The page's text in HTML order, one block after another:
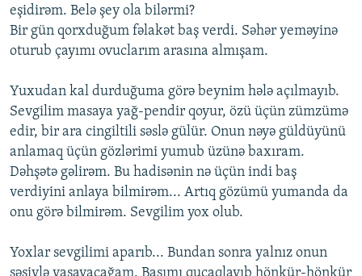
eşidirəm. Belə şey ola bilərmi?
Bir gün qorxduğum fəlakət baş verdi. Səhər yeməyinə
oturub çayımı ovuclarım arasına almışam.
Yuxudan kal durduğuma görə beynim hələ açılmayıb.
Sevgilim masaya yağ-pendir qoyur, özü üçün zümzümə
edir, bir ara cingiltili səslə gülür. Onun nəyə güldüyünü
anlamaq üçün gözlərimi yumub üzünə baxıram.
Dəhşətə gəlirəm. Bu hadisənin nə üçün indi baş
verdiyini anlaya bilmirəm... Artıq gözümü yumanda da
onu görə bilmirəm. Sevgilim yox olub.
Yoxlar sevgilimi aparıb... Bundan sonra yalnız onun